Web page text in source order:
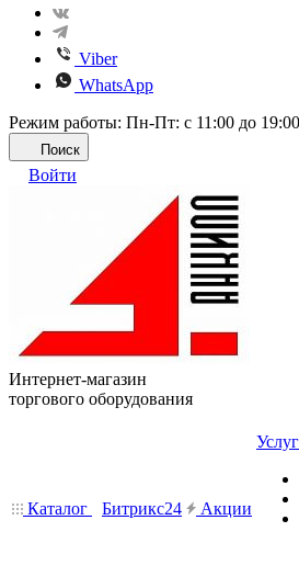
Viber
WhatsApp
Режим работы: Пн-Пт: с 11:00 до
Поиск
Войти
Интернет-магазин
торгового оборудования
Каталог Битрикс24 Акции